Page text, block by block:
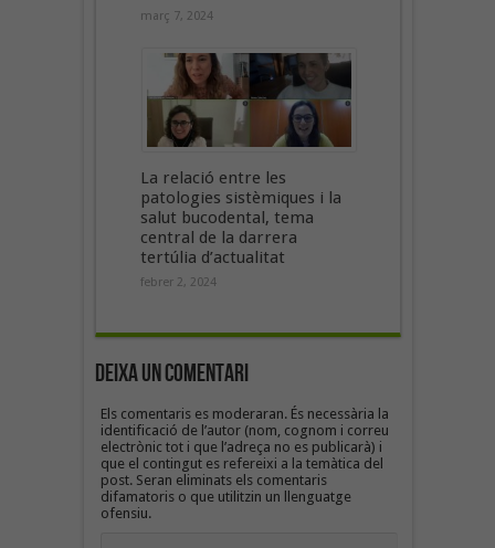
març 7, 2024
La relació entre les
patologies sistèmiques i la
salut bucodental, tema
central de la darrera
tertúlia d’actualitat
febrer 2, 2024
Deixa un Comentari
Els comentaris es moderaran. És necessària la
identificació de l’autor (nom, cognom i correu
electrònic tot i que l’adreça no es publicarà) i
que el contingut es refereixi a la temàtica del
post. Seran eliminats els comentaris
difamatoris o que utilitzin un llenguatge
ofensiu.